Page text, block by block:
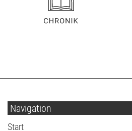
Navigation
Navigation
Start